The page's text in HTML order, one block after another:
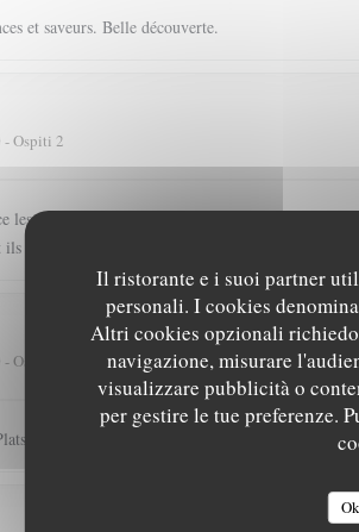
Il ristorante e i suoi partner
personali. I cookies
Altri cookies opzionali
navigazione, misurare
visualizzare pubblicità o
per gestire le tue preferenze.
et saveurs. Belle découverte.
- Ospiti 2
les plats.. l'accord mets vin très judicieux bref.. le
ils ont pu obtenir une étoile et parfois deux.. ici tout
Ospiti 2
raffinés.Tres délicieux Nous avons passé une